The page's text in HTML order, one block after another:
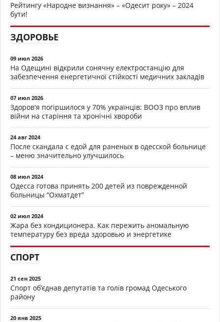
Рейтингу «Народне визнання» – «Одесит року» – 2024
бути!
ЗДОРОВЬЕ
09 июл 2026
На Одещині відкрили сонячну електростанцію для
забезпечення енергетичної стійкості медичних закладів
07 июл 2026
Здоров'я погіршилося у 70% українців: ВООЗ про вплив
війни на старіння та хронічні хвороби
24 авг 2024
После скандала с едой для раненых в одесской больнице
– меню значительно улучшилось
08 июл 2024
Одесса готова принять 200 детей из поврежденной
больницы “Охматдет”
02 июл 2024
Жара без кондиционера. Как пережить аномальную
температуру без вреда здоровью и энергетике
СПОРТ
21 сен 2025
Спорт об’єднав депутатів та голів громад Одеського
району
20 янв 2025